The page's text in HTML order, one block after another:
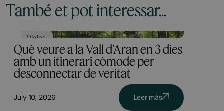
També et pot interessar...
Viajes
Què veure a la Vall d'Aran en 3 dies
amb un itinerari còmode per
desconnectar de veritat
July 10, 2026 Leer más